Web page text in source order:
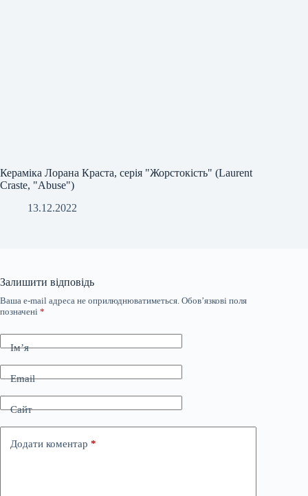
Кераміка Лорана Краста, серія "Жорстокість" (Laurent
Craste, "Abuse")
13.12.2022
Залишити відповідь
Ваша e-mail адреса не оприлюднюватиметься. Обов’язкові поля
позначені *
Ім’я
Email
Сайт
Додати коментар *